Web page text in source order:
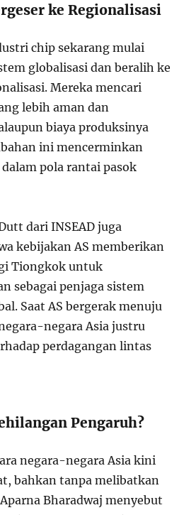
ke Regionalisasi
chip sekarang mulai
globalisasi dan beralih ke
Mereka mencari
lebih aman dan
biaya produksinya
ini mencerminkan
pola rantai pasok
dari INSEAD juga
kebijakan AS memberikan
Tiongkok untuk
sebagai penjaga sistem
Saat AS bergerak menuju
negara Asia justru
perdagangan lintas
Pengaruh?
negara-negara Asia kini
bahkan tanpa melibatkan
Bharadwaj menyebut